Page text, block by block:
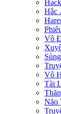
Hắc
Vô
Vô
Tài
Não